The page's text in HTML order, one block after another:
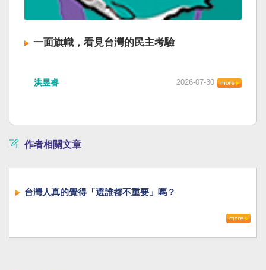
一面旗幟，看見台灣的民主考驗
洪昱睿 2026-07-30
作者相關文章
台灣人真的覺得「選誰都不重要」嗎？